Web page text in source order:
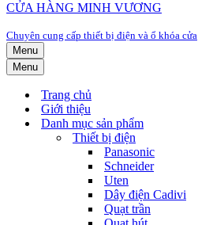
CỬA HÀNG MINH VƯƠNG
Chuyên cung cấp thiết bị điện và ổ khóa cửa
Menu
Menu
Trang chủ
Giới thiệu
Danh mục sản phẩm
Thiết bị điện
Panasonic
Schneider
Uten
Dây điện Cadivi
Quạt trần